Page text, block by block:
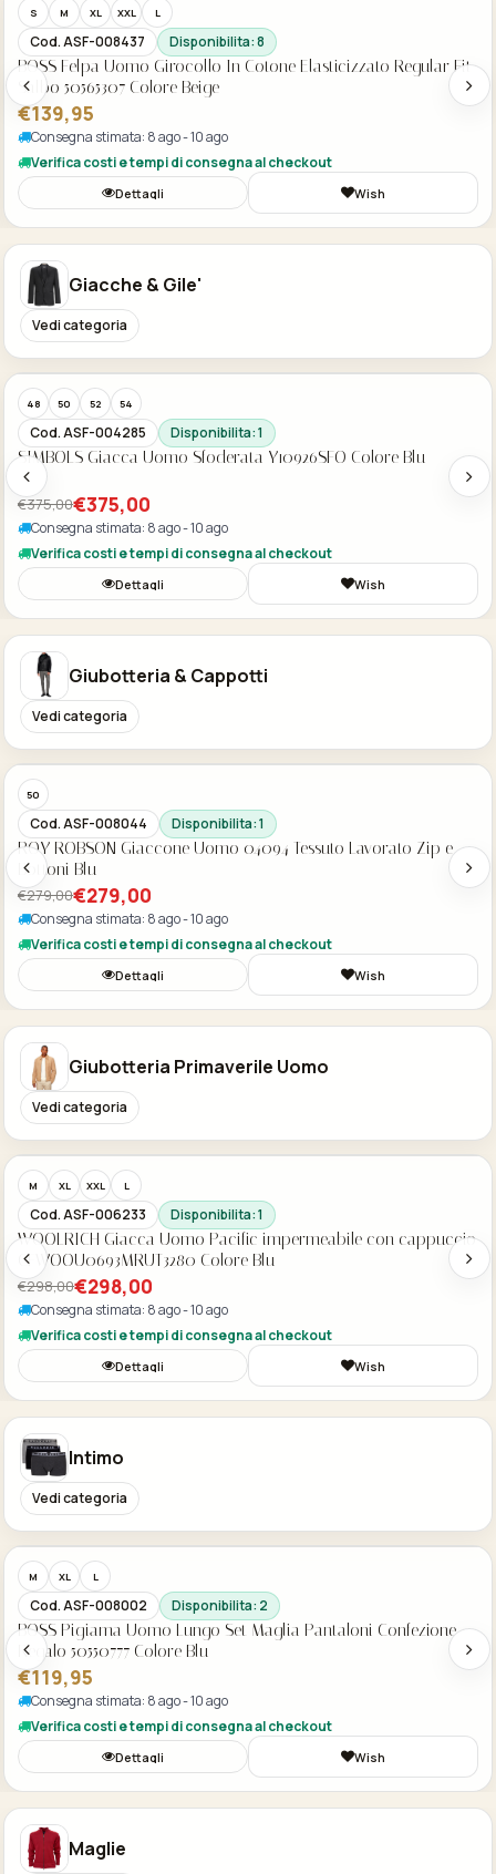
S M XL XXL L
Cod. ASF-008435 Disponibilita: 8
BOSS Felpa Uomo Girocollo In Cotone SW Crewneck 50564103
Colore Beige
€129,95
Consegna stimata: 8 ago - 10 ago
Verifica costi e tempi di consegna al checkout
Dettagli Wish
Giacche & Gile'
Vedi categoria
DE DE DE DE
Cod. ASF-008360 Disponibilita: 4
ROY ROBSON Giacca Uomo Blu Regular Fit Doppiopetto
Elegante 05038 Colore Blu
€349,00
Consegna stimata: 8 ago - 10 ago
Verifica costi e tempi di consegna al checkout
Dettagli Wish
Giubotteria & Cappotti
Vedi categoria
DE
Cod. ASF-007893 Disponibilita: 1
ROY ROBSON Giaccone Uomo 04094 Tessuto Lavorato Zip e
Bottoni Colore Blu
€279,00€279,00
Consegna stimata: 8 ago - 10 ago
Verifica costi e tempi di consegna al checkout
Dettagli Wish
Giubotteria Primaverile Uomo
Vedi categoria
M XL XXL L
Cod. ASF-006225 Disponibilita: 2
WOOLRICH Bomber in Nylon Elasticizzato Con Finitura Opaca
cfwoou0893mrut3107 Maritime Blue
€390,00€390,00
Consegna stimata: 8 ago - 10 ago
Verifica costi e tempi di consegna al checkout
Dettagli Wish
Intimo
Vedi categoria
M XL L
Cod. ASF-008002 Disponibilita: 2
BOSS Pigiama Uomo Lungo Set Maglia Pantaloni Confezione
Regalo 50550777 Colore Blu
€119,95
Consegna stimata: 8 ago - 10 ago
Verifica costi e tempi di consegna al checkout
Dettagli Wish
Maglie